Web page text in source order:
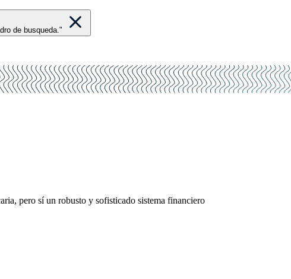
de busqueda."
pero sí un robusto y sofisticado sistema financiero